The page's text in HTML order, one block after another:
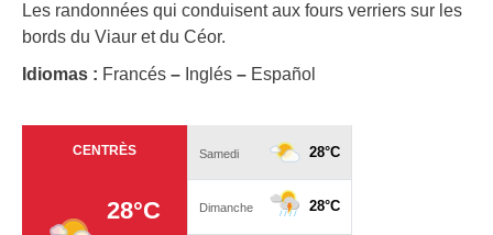
Les randonnées qui conduisent aux fours verriers sur les
bords du Viaur et du Céor.
Idiomas : Francés – Inglés – Español